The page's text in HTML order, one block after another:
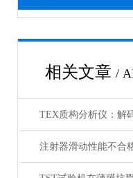
相关文章 /